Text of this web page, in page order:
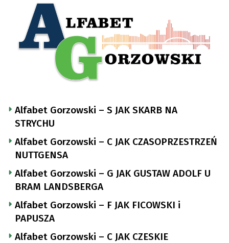
Alfabet Gorzowski – S JAK SKARB NA
STRYCHU
Alfabet Gorzowski – C JAK CZASOPRZESTRZEŃ
NUTTGENSA
Alfabet Gorzowski – G JAK GUSTAW ADOLF U
BRAM LANDSBERGA
Alfabet Gorzowski – F JAK FICOWSKI i
PAPUSZA
Alfabet Gorzowski – C JAK CZESKIE